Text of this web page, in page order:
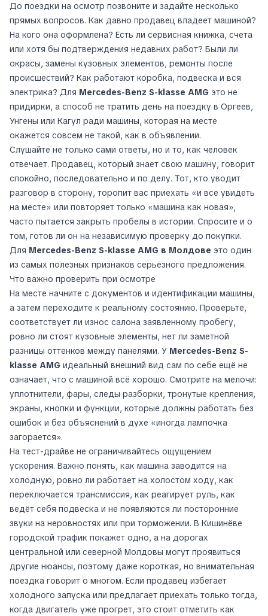
До поездки на осмотр позвоните и задайте несколько
прямых вопросов. Как давно продавец владеет машиной?
На кого она оформлена? Есть ли сервисная книжка, счета
или хотя бы подтверждения недавних работ? Были ли
окрасы, замены кузовных элементов, ремонты после
происшествий? Как работают коробка, подвеска и вся
электрика? Для Mercedes-Benz S-klasse AMG это не
придирки, а способ не тратить день на поездку в Оргеев,
Унгены или Кагул ради машины, которая на месте
окажется совсем не такой, как в объявлении.
Слушайте не только сами ответы, но и то, как человек
отвечает. Продавец, который знает свою машину, говорит
спокойно, последовательно и по делу. Тот, кто уводит
разговор в сторону, торопит вас приехать «и всё увидеть
на месте» или повторяет только «машина как новая»,
часто пытается закрыть пробелы в истории. Спросите и о
том, готов ли он на независимую проверку до покупки.
Для Mercedes-Benz S-klasse AMG в Молдове это один
из самых полезных признаков серьёзного предложения.
Что важно проверить при осмотре
На месте начните с документов и идентификации машины,
а затем переходите к реальному состоянию. Проверьте,
соответствует ли износ салона заявленному пробегу,
ровно ли стоят кузовные элементы, нет ли заметной
разницы оттенков между панелями. У Mercedes-Benz S-
klasse AMG идеальный внешний вид сам по себе ещё не
означает, что с машиной всё хорошо. Смотрите на мелочи:
уплотнители, фары, следы разборки, тронутые крепления,
экраны, кнопки и функции, которые должны работать без
ошибок и без объяснений в духе «иногда лампочка
загорается».
На тест-драйве не ограничивайтесь ощущением
ускорения. Важно понять, как машина заводится на
холодную, ровно ли работает на холостом ходу, как
переключается трансмиссия, как реагирует руль, как
ведёт себя подвеска и не появляются ли посторонние
звуки на неровностях или при торможении. В Кишинёве
городской трафик покажет одно, а на дорогах
центральной или северной Молдовы могут проявиться
другие нюансы, поэтому даже короткая, но внимательная
поездка говорит о многом. Если продавец избегает
холодного запуска или предлагает приехать только тогда,
когда двигатель уже прогрет, это стоит отметить как